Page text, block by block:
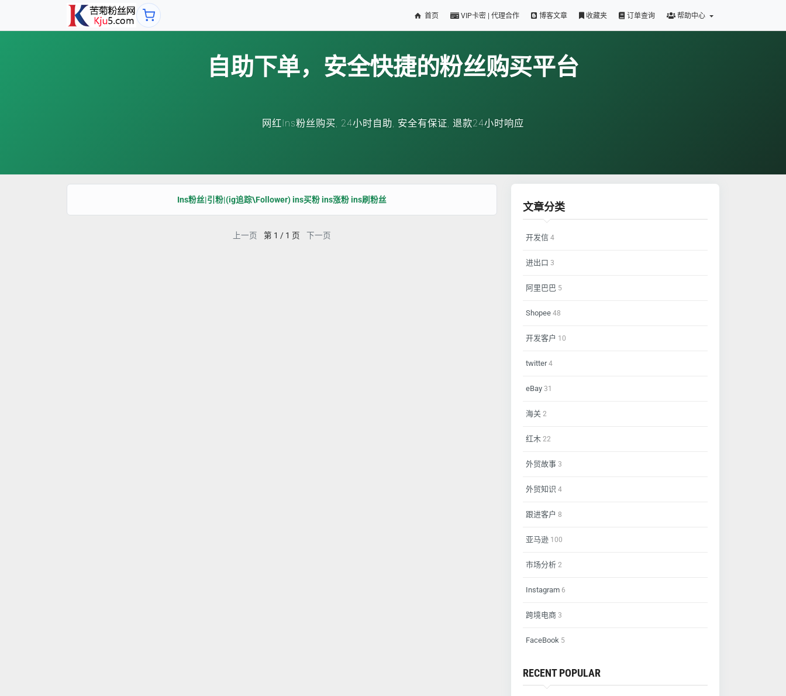
首页 VIP卡密 | 代理合作 博客文章 收藏夹 订单查询 帮助中心
自助下单，安全快捷的粉丝购买平台
网红Ins粉丝购买, 24小时自助, 安全有保证, 退款24小时响应
Ins粉丝|引粉|(ig追踪\Follower) ins买粉 ins涨粉 ins刷粉丝
上一页 第 1 / 1 页 下一页
文章分类
开发信 4
进出口 3
阿里巴巴 5
Shopee 48
开发客户 10
twitter4
eBay 31
海关 2
红木 22
外贸故事 3
外贸知识 4
跟进客户 8
亚马逊 100
市场分析 2
Instagram 6
跨境电商 3
FaceBook 5
RECENT POPULAR